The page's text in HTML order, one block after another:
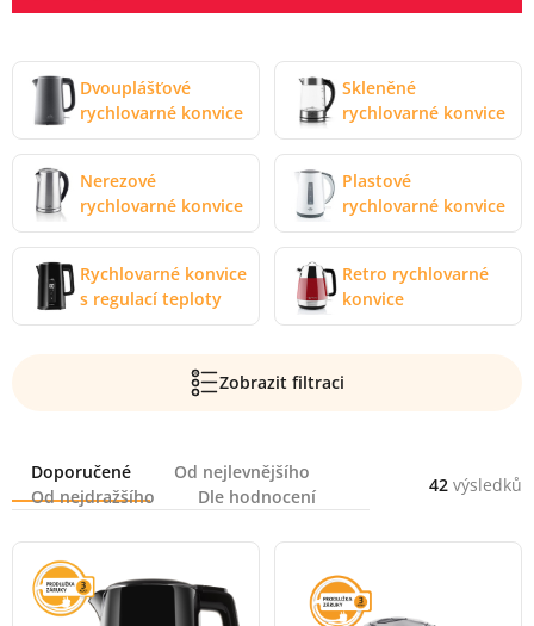
Dvouplášťové
rychlovarné konvice
Skleněné
rychlovarné konvice
Nerezové
rychlovarné konvice
Plastové
rychlovarné konvice
Rychlovarné konvice
s regulací teploty
Retro rychlovarné
konvice
Zobrazit filtraci
Řazení
Doporučené
Od nejlevnějšího
Od nejdražšího
Dle hodnocení
42 výsledků